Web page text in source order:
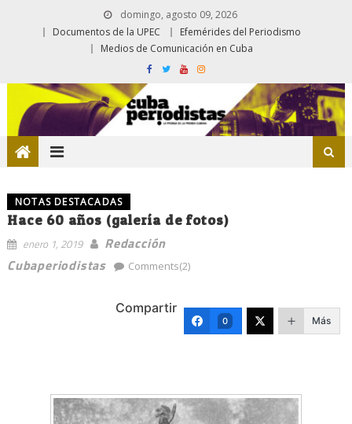
domingo, agosto 09, 2026
Documentos de la UPEC
Efemérides del Periodismo
Medios de Comunicación en Cuba
NOTAS DESTACADAS
Hace 60 años (galería de fotos)
enero 1, 2019
Redacción
Cubaperiodistas
Comments(2)
Compartir
0 Más